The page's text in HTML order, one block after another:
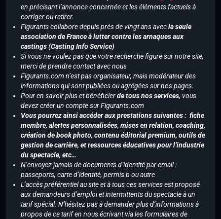
en précisant l’annonce concernée et les éléments factuels à
corriger ou retirer.
Figurants collabore depuis près de vingt ans avecla seule
association de France à lutter contre les arnaques aux
castings (Casting Info Service)
Si vous ne voulez pas que votre recherche figure sur notre site,
merci de prendre contact avec nous
Figurants.com n’est pas organisateur, mais modérateur des
informations qui sont publiées ou agrégées sur nos pages.
Pour en savoir plus et bénéficierde tous nos services, vous
devez créer un compte sur Figurants.com
Vous pourrez ainsi accéder aux prestations suivantes : fiche
membre, alertes personnalisées, mises en relation, coaching,
création de book photo, contenu éditorial premium, outils de
gestion de carrière, et ressources éducatives pour l’industrie
du spectacle, etc…
N’envoyez jamais de documents d’identité par email :
passeports, carte d’identité, permis b ou autre
L’accès préférentiel au site et à tous ces services est proposé
aux demandeurs d’emploi et intermittents du spectacle à un
tarif spécial. N’hésitez pas à demander plus d’informations à
propos de ce tarif en nous écrivant via les formulaires de